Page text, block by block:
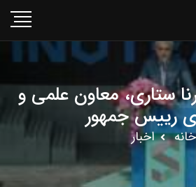
ستاری، معاون علمی و
رییس جمهور
خانه اخبار